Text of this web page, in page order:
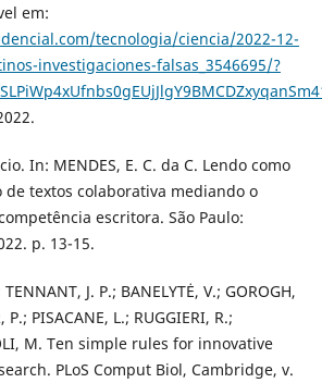
em:
tecnologia/ciencia/2022-12-
investigaciones-falsas_3546695/?
In: MENDES, E. C. da C. Lendo como
de textos colaborativa mediando o
escritora. São Paulo:
p. 13-15.
TENNANT, J. P.; BANELYTĖ, V.; GOROGH,
P.; PISACANE, L.; RUGGIERI, R.;
M. Ten simple rules for innovative
PLoS Comput Biol, Cambridge, v.